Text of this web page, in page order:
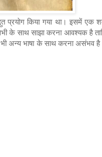
प्रयोग किया गया था। इसमें एक
के साथ साझा करना आवश्यक है
अन्य भाषा के साथ करना असंभव